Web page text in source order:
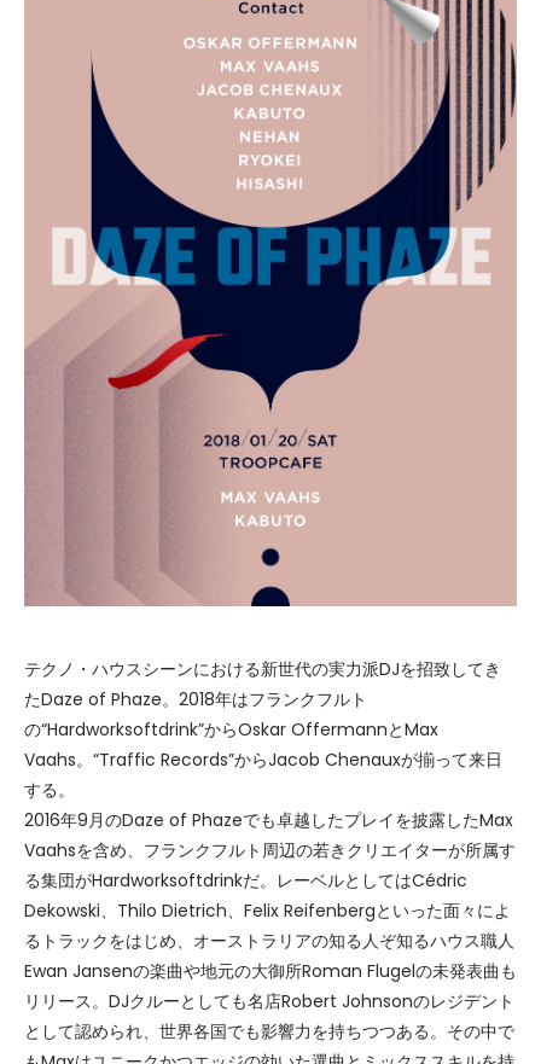
テクノ・ハウスシーンにおける新世代の実力派DJを招致してき
たDaze of Phaze。2018年はフランクフルト
の“Hardworksoftdrink”からOskar OffermannとMax
Vaahs。“Traffic Records”からJacob Chenauxが揃って来日
する。
2016年9月のDaze of Phazeでも卓越したプレイを披露したMax
Vaahsを含め、フランクフルト周辺の若きクリエイターが所属す
る集団がHardworksoftdrinkだ。レーベルとしてはCédric
Dekowski、Thilo Dietrich、Felix Reifenbergといった面々によ
るトラックをはじめ、オーストラリアの知る人ぞ知るハウス職人
Ewan Jansenの楽曲や地元の大御所Roman Flugelの未発表曲も
リリース。DJクルーとしても名店Robert Johnsonのレジデント
として認められ、世界各国でも影響力を持ちつつある。その中で